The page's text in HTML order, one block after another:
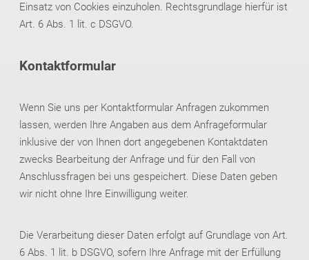
Einsatz von Cookies einzuholen. Rechtsgrundlage hierfür ist
Art. 6 Abs. 1 lit. c DSGVO.
Kontaktformular
Wenn Sie uns per Kontaktformular Anfragen zukommen
lassen, werden Ihre Angaben aus dem Anfrageformular
inklusive der von Ihnen dort angegebenen Kontaktdaten
zwecks Bearbeitung der Anfrage und für den Fall von
Anschlussfragen bei uns gespeichert. Diese Daten geben
wir nicht ohne Ihre Einwilligung weiter.
Die Verarbeitung dieser Daten erfolgt auf Grundlage von Art.
6 Abs. 1 lit. b DSGVO, sofern Ihre Anfrage mit der Erfüllung